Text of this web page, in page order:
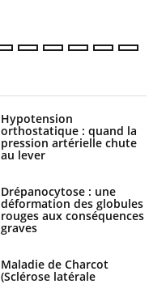
Hypotension
orthostatique : quand la
pression artérielle chute
au lever
Drépanocytose : une
déformation des globules
rouges aux conséquences
graves
Maladie de Charcot
(Sclérose latérale